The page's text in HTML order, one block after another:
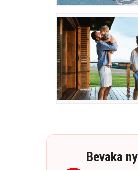
Bevaka